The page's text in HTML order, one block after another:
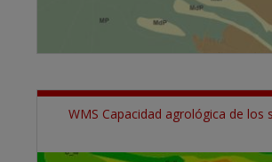
WMS Capacidad agrológica de los